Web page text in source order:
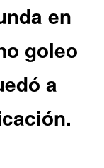
en
goleo
a